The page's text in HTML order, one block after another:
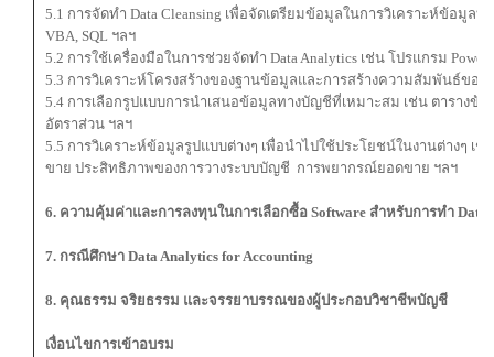
5.1 การจัดทำ Data Cleansing เพื่อจัดเตรียมข้อมูลในการวิเคราะห์ข้อมูลบั
VBA, SQL ฯลฯ
5.2 การใช้เครื่องมือในการช่วยจัดทำ Data Analytics เช่น โปรแกรม
5.3 การวิเคราะห์โครงสร้างของฐานข้อมูลและการสร้างความสัมพันธ์ของ
5.4 การเลือกรูปแบบการนำเสนอข้อมูลทางบัญชีที่เหมาะสม เช่น ตารางข้
อัตราส่วน ฯลฯ
5.5 การวิเคราะห์ข้อมูลรูปแบบต่างๆ เพื่อนำไปใช้ประโยชน์ในงานต่างๆ เ
ขาย ประสิทธิภาพของการวางระบบบัญชี การพยากรณ์ยอดขาย ฯลฯ
6. ความคุ้มค่าและการลงทุนในการเลือกซื้อ Software สำหรับการทำ
7. กรณีศึกษา Data Analytics for Accounting
8. คุณธรรม จริยธรรม และจรรยาบรรณของผู้ประกอบวิชาชีพบัญชี
เงื่อนไขการเข้าอบรม